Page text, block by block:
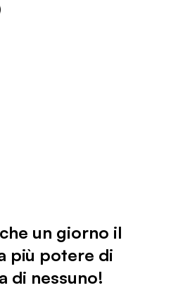
un giorno il
più potere di
di nessuno!